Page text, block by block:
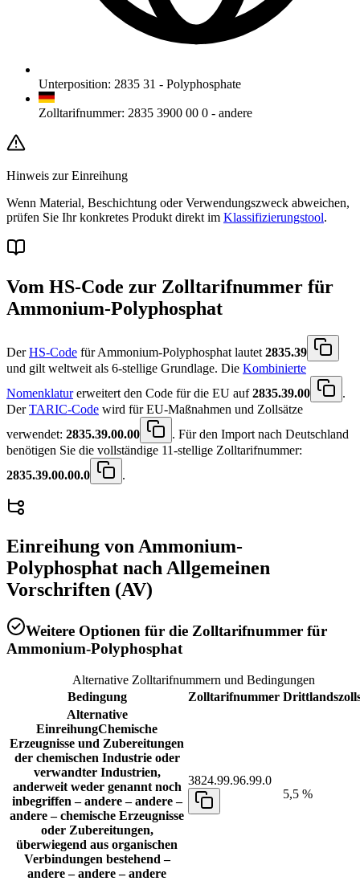
Unterposition: 2835 31 - Polyphosphate
Zolltarifnummer: 2835 3900 00 0 - andere
Hinweis zur Einreihung
Wenn Material, Beschichtung oder Verwendungszweck abweichen,
prüfen Sie Ihr konkretes Produkt direkt im Klassifizierungstool.
Vom HS-Code zur Zolltarifnummer für
Ammonium-Polyphosphat
DerHS-Code für Ammonium-Polyphosphat lautet2835.39
und gilt weltweit als 6-stellige Grundlage. Die Kombinierte
Nomenklaturerweitert den Code für die EU auf2835.39.00
.
DerTARIC-Code wird für EU-Maßnahmen und Zollsätze
verwendet: 2835.39.00.00
. Für den Import nach Deutschland
benötigen Sie die vollständige 11-stellige Zolltarifnummer:
2835.39.00.00.0
.
Einreihung vonAmmonium-
Polyphosphat nach Allgemeinen
Vorschriften (AV)
Weitere Optionen für die Zolltarifnummer für
Ammonium-Polyphosphat
Alternative Zolltarifnummern und Bedingungen
Bedingung
Zolltarifnummer
Alternative
EinreihungChemische
Erzeugnisse und Zubereitungen
der chemischen Industrie oder
verwandter Industrien,
anderweit weder genannt noch
inbegriffen – andere – andere –
andere – chemische Erzeugnisse
oder Zubereitungen,
überwiegend aus organischen
Verbindungen bestehend –
andere – andere – andere
3824.99.96.99.0
5,5 %